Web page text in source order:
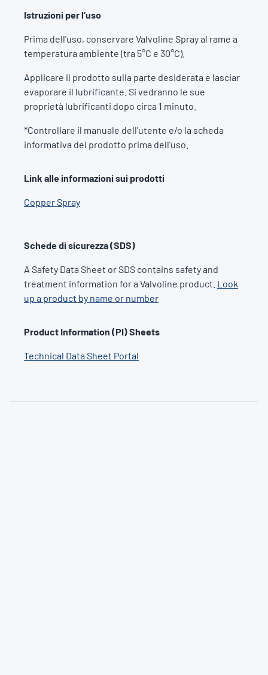
Istruzioni per l’uso
Prima dell'uso, conservare Valvoline Spray al rame a
temperatura ambiente (tra 5°C e 30°C).
Applicare il prodotto sulla parte desiderata e lasciar
evaporare il lubrificante. Si vedranno le sue
proprietà lubrificanti dopo circa 1 minuto.
*Controllare il manuale dell'utente e/o la scheda
informativa del prodotto prima dell'uso.
Link alle informazioni sui prodotti
Copper Spray
Schede di sicurezza (SDS)
A Safety Data Sheet or SDS contains safety and
treatment information for a Valvoline product. Look
up a product by name or number
Product Information (PI) Sheets
Technical Data Sheet Portal